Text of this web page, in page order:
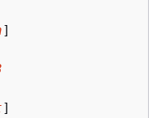
]
]